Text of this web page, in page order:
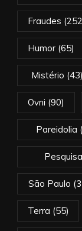
Fraudes
Humor(65)
Mistério (43)
Ovni (90)
Pareidolia
Pesquisa
São Paulo
Terra (55)